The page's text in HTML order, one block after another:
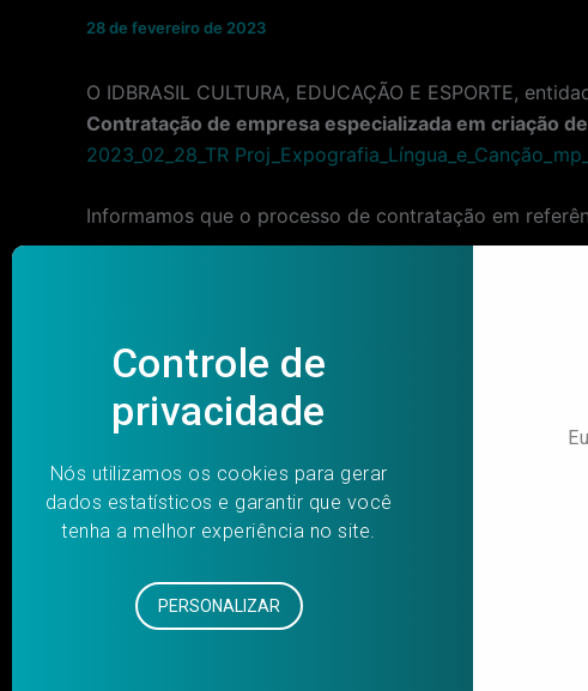
28 de fevereiro de 2023
O IDBRASIL CULTURA, EDUCAÇÃO E ESPORTE,
Contratação de empresa especializada em criação
2023_02_28_TR
Informamos que o processo de contratação em
navigation